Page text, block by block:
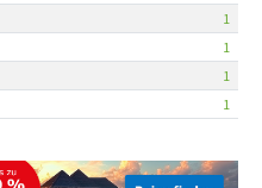
1
1
1
1